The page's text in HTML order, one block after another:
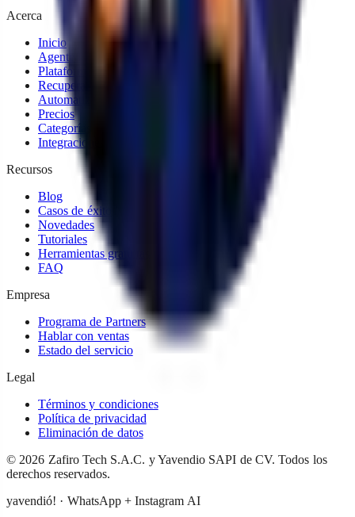
Acerca
Inicio
Agente IA
Plataforma
Recuperar carritos
Automatizar ventas
Precios
Categorías
Integraciones
Recursos
Blog
Casos de éxito
Novedades
Tutoriales
Herramientas gratuitas
FAQ
Empresa
Programa de Partners
Hablar con ventas
Estado del servicio
Legal
Términos y condiciones
Política de privacidad
Eliminación de datos
© 2026 Zafiro Tech S.A.C. y Yavendio SAPI de CV.Todos los
derechos reservados.
yavendió! · WhatsApp + Instagram AI